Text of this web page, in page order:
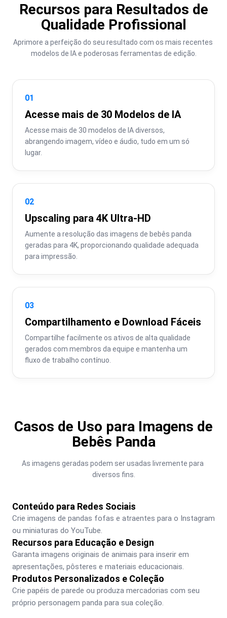
Recursos para Resultados de
Qualidade Profissional
Aprimore a perfeição do seu resultado com os mais recentes
modelos de IA e poderosas ferramentas de edição.
01
Acesse mais de 30 Modelos de IA
Acesse mais de 30 modelos de IA diversos,
abrangendo imagem, vídeo e áudio, tudo em um só
lugar.
02
Upscaling para 4K Ultra-HD
Aumente a resolução das imagens de bebês panda
geradas para 4K, proporcionando qualidade adequada
para impressão.
03
Compartilhamento e Download Fáceis
Compartilhe facilmente os ativos de alta qualidade
gerados com membros da equipe e mantenha um
fluxo de trabalho contínuo.
Casos de Uso para Imagens de
Bebês Panda
As imagens geradas podem ser usadas livremente para
diversos fins.
Conteúdo para Redes Sociais
Crie imagens de pandas fofas e atraentes para o Instagram
ou miniaturas do YouTube.
Recursos para Educação e Design
Garanta imagens originais de animais para inserir em
apresentações, pôsteres e materiais educacionais.
Produtos Personalizados e Coleção
Crie papéis de parede ou produza mercadorias com seu
próprio personagem panda para sua coleção.